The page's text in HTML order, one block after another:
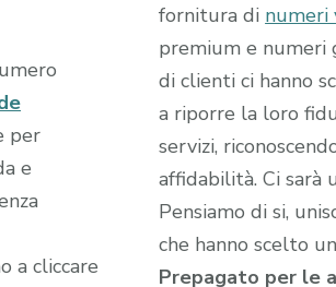
per
e
a cliccare
fornitura di numeri
premium e numeri
di clienti ci hanno
a riporre la loro
servizi,
affidabilità. Ci sarà
Pensiamo di si,
che hanno scelto un
Prepagato per le